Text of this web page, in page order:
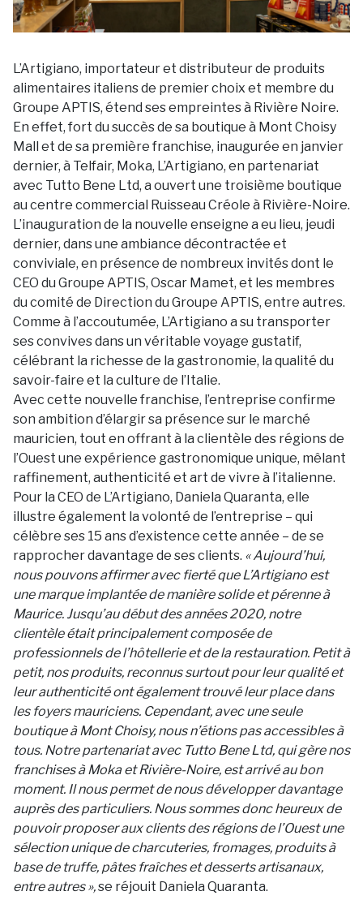
L’Artigiano, importateur et distributeur de produits
alimentaires italiens de premier choix et membre du
Groupe APTIS, étend ses empreintes à Rivière Noire.
En effet, fort du succès de sa boutique à Mont Choisy
Mall et de sa première franchise, inaugurée en janvier
dernier, à Telfair, Moka, L’Artigiano, en partenariat
avec Tutto Bene Ltd, a ouvert une troisième boutique
au centre commercial Ruisseau Créole à Rivière-Noire.
L’inauguration de la nouvelle enseigne a eu lieu, jeudi
dernier, dans une ambiance décontractée et
conviviale, en présence de nombreux invités dont le
CEO du Groupe APTIS, Oscar Mamet, et les membres
du comité de Direction du Groupe APTIS, entre autres.
Comme à l’accoutumée, L’Artigiano a su transporter
ses convives dans un véritable voyage gustatif,
célébrant la richesse de la gastronomie, la qualité du
savoir-faire et la culture de l’Italie.
Avec cette nouvelle franchise, l’entreprise confirme
son ambition d’élargir sa présence sur le marché
mauricien, tout en offrant à la clientèle des régions de
l’Ouest une expérience gastronomique unique, mêlant
raffinement, authenticité et art de vivre à l’italienne.
Pour la CEO de L’Artigiano, Daniela Quaranta, elle
illustre également la volonté de l’entreprise – qui
célèbre ses 15 ans d’existence cette année – de se
rapprocher davantage de ses clients. « Aujourd’hui,
nous pouvons affirmer avec fierté que L’Artigiano est
une marque implantée de manière solide et pérenne à
Maurice. Jusqu’au début des années 2020, notre
clientèle était principalement composée de
professionnels de l’hôtellerie et de la restauration. Petit à
petit, nos produits, reconnus surtout pour leur qualité et
leur authenticité ont également trouvé leur place dans
les foyers mauriciens. Cependant, avec une seule
boutique à Mont Choisy, nous n’étions pas accessibles à
tous. Notre partenariat avec Tutto Bene Ltd, qui gère nos
franchises à Moka et Rivière-Noire, est arrivé au bon
moment. Il nous permet de nous développer davantage
auprès des particuliers. Nous sommes donc heureux de
pouvoir proposer aux clients des régions de l’Ouest une
sélection unique de charcuteries, fromages, produits à
base de truffe, pâtes fraîches et desserts artisanaux,
entre autres »,se réjouit Daniela Quaranta.